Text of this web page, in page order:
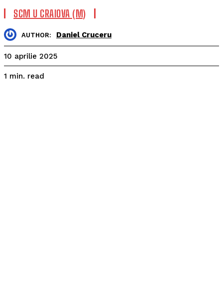
SCM U CRAIOVA (M)
AUTHOR: Daniel Cruceru
10 aprilie 2025
1 min. read